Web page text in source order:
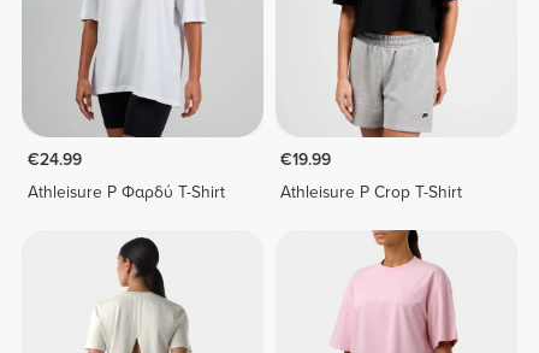
€24.99
Athleisure P Φαρδύ T-Shirt
€19.99
Athleisure P Crop T-Shirt